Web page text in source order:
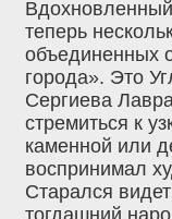
теперь
объединенных
города». Это
Сергиева
стремиться к
каменной или
воспринимал
Старался
тогдашний